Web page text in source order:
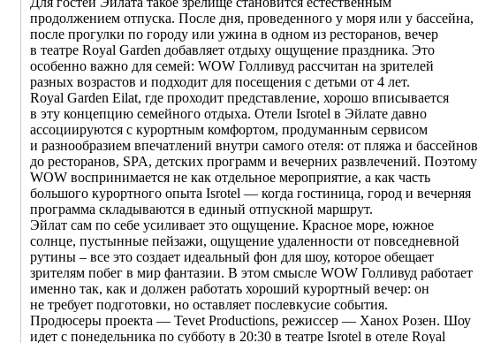
продолжением отпуска. После дня, проведенного у моря или у бассейна,
после прогулки по городу или ужина в одном из ресторанов, вечер
в театре Royal Garden добавляет отдыху ощущение праздника. Это
особенно важно для семей: WOW Голливуд рассчитан на зрителей
разных возрастов и подходит для посещения с детьми от 4 лет.
Royal Garden Eilat, где проходит представление, хорошо вписывается
в эту концепцию семейного отдыха. Отели Isrotel в Эйлате давно
ассоциируются с курортным комфортом, продуманным сервисом
и разнообразием впечатлений внутри самого отеля: от пляжа и бассейнов
до ресторанов, SPA, детских программ и вечерних развлечений. Поэтому
WOW воспринимается не как отдельное мероприятие, а как часть
большого курортного опыта Isrotel — когда гостиница, город и вечерняя
программа складываются в единый отпускной маршрут.
Эйлат сам по себе усиливает это ощущение. Красное море, южное
солнце, пустынные пейзажи, ощущение удаленности от повседневной
рутины – все это создает идеальный фон для шоу, которое обещает
зрителям побег в мир фантазии. В этом смысле WOW Голливуд работает
именно так, как и должен работать хороший курортный вечер: он
не требует подготовки, но оставляет послевкусие события.
Продюсеры проекта — Tevet Productions, режиссер — Ханох Розен. Шоу
идет с понедельника по субботу в 20:30 в театре Isrotel в отеле Royal